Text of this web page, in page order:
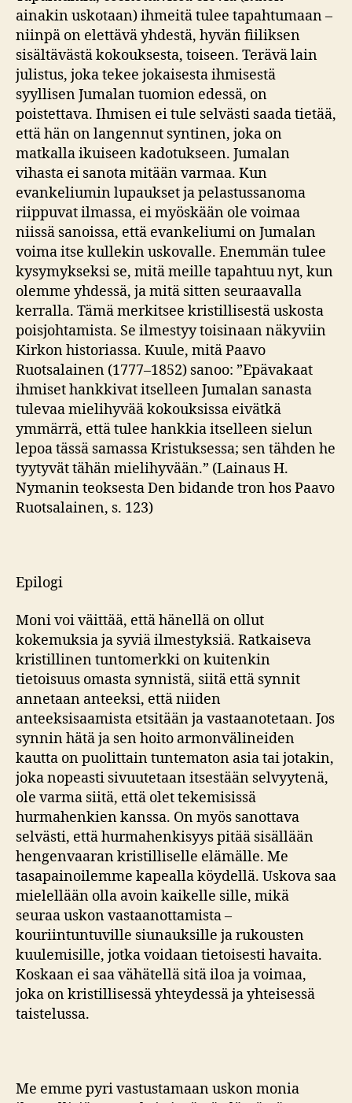
ainakin uskotaan) ihmeitä tulee tapahtumaan –
niinpä on elettävä yhdestä, hyvän fiiliksen
sisältävästä kokouksesta, toiseen. Terävä lain
julistus, joka tekee jokaisesta ihmisestä
syyllisen Jumalan tuomion edessä, on
poistettava. Ihmisen ei tule selvästi saada tietää,
että hän on langennut syntinen, joka on
matkalla ikuiseen kadotukseen. Jumalan
vihasta ei sanota mitään varmaa. Kun
evankeliumin lupaukset ja pelastussanoma
riippuvat ilmassa, ei myöskään ole voimaa
niissä sanoissa, että evankeliumi on Jumalan
voima itse kullekin uskovalle. Enemmän tulee
kysymykseksi se, mitä meille tapahtuu nyt, kun
olemme yhdessä, ja mitä sitten seuraavalla
kerralla. Tämä merkitsee kristillisestä uskosta
poisjohtamista. Se ilmestyy toisinaan näkyviin
Kirkon historiassa. Kuule, mitä Paavo
Ruotsalainen (1777–1852) sanoo: ”Epävakaat
ihmiset hankkivat itselleen Jumalan sanasta
tulevaa mielihyvää kokouksissa eivätkä
ymmärrä, että tulee hankkia itselleen sielun
lepoa tässä samassa Kristuksessa; sen tähden he
tyytyvät tähän mielihyvään.” (Lainaus H.
Nymanin teoksesta Den bidande tron hos Paavo
Ruotsalainen, s. 123)
Epilogi
Moni voi väittää, että hänellä on ollut
kokemuksia ja syviä ilmestyksiä. Ratkaiseva
kristillinen tuntomerkki on kuitenkin
tietoisuus omasta synnistä, siitä että synnit
annetaan anteeksi, että niiden
anteeksisaamista etsitään ja vastaanotetaan. Jos
synnin hätä ja sen hoito armonvälineiden
kautta on puolittain tuntematon asia tai jotakin,
joka nopeasti sivuutetaan itsestään selvyytenä,
ole varma siitä, että olet tekemisissä
hurmahenkien kanssa. On myös sanottava
selvästi, että hurmahenkisyys pitää sisällään
hengenvaaran kristilliselle elämälle. Me
tasapainoilemme kapealla köydellä. Uskova saa
mielellään olla avoin kaikelle sille, mikä
seuraa uskon vastaanottamista –
kouriintuntuville siunauksille ja rukousten
kuulemisille, jotka voidaan tietoisesti havaita.
Koskaan ei saa vähätellä sitä iloa ja voimaa,
joka on kristillisessä yhteydessä ja yhteisessä
taistelussa.
Me emme pyri vastustamaan uskon monia